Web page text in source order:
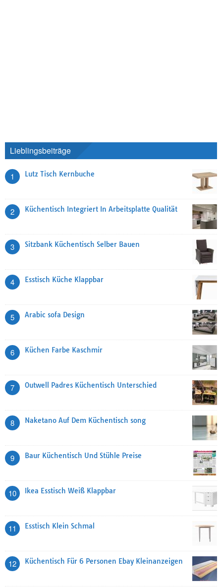
Lieblingsbeiträge
1 Lutz Tisch Kernbuche
2 Küchentisch Integriert In Arbeitsplatte Qualität
3 Sitzbank Küchentisch Selber Bauen
4 Esstisch Küche Klappbar
5 Arabic sofa Design
6 Küchen Farbe Kaschmir
7 Outwell Padres Küchentisch Unterschied
8 Naketano Auf Dem Küchentisch song
9 Baur Küchentisch Und Stühle Preise
10 Ikea Esstisch Weiß Klappbar
11 Esstisch Klein Schmal
12 Küchentisch Für 6 Personen Ebay Kleinanzeigen